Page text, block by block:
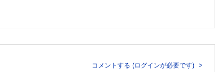
コメントする (ログインが必要です)